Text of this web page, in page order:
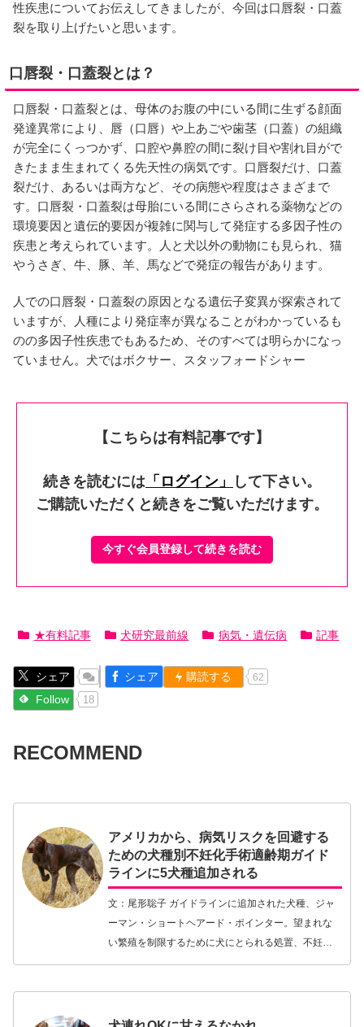
性疾患についてお伝えしてきましたが、今回は口唇裂・口蓋
裂を取り上げたいと思います。
口唇裂・口蓋裂とは？
口唇裂・口蓋裂とは、母体のお腹の中にいる間に生ずる顔面
発達異常により、唇（口唇）や上あごや歯茎（口蓋）の組織
が完全にくっつかず、口腔や鼻腔の間に裂け目や割れ目がで
きたまま生まれてくる先天性の病気です。口唇裂だけ、口蓋
裂だけ、あるいは両方など、その病態や程度はさまざまで
す。口唇裂・口蓋裂は母胎にいる間にさらされる薬物などの
環境要因と遺伝的要因が複雑に関与して発症する多因子性の
疾患と考えられています。人と犬以外の動物にも見られ、猫
やうさぎ、牛、豚、羊、馬などで発症の報告があります。
人での口唇裂・口蓋裂の原因となる遺伝子変異が探索されて
いますが、人種により発症率が異なることがわかっているも
のの多因子性疾患でもあるため、そのすべては明らかになっ
ていません。犬ではボクサー、スタッフォードシャー
【こちらは有料記事です】
続きを読むには 「ログイン」
して下さい。
ご購読いただくと続きをご覧いただけます。
今すぐ会員登録して続きを読む
★有料記事 犬研究最前線 病気・遺伝病 記事
シェア シェア 購読する 62
Follow 18
RECOMMEND
アメリカから、病気リスクを回避する
ための犬種別不妊化手術適齢期ガイド
ラインに5犬種追加される
文：尾形聡子 ガイドラインに追加された犬種、ジャ
ーマン・ショートヘアード・ポインター。望まれな
い繁殖を制限するために犬にとられる処置、不妊化
手術。手術を推奨しない風潮の強いヨーロッパ諸国